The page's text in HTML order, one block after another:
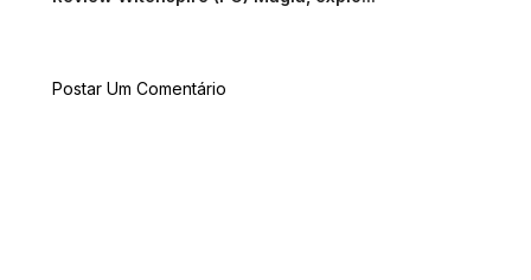
Postar Um Comentário